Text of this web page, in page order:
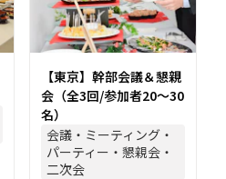
【東京】幹部会議＆懇親
会（全3回/参加者20～30
名）
会議・ミーティング・
パーティー・懇親会・
二次会